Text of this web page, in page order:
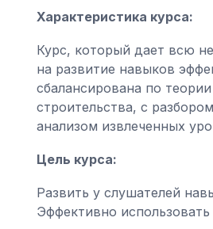
Характеристика курса:
Курс, который дает всю
на развитие навыков
сбалансирована по
строительства, с
анализом извлеченных
Цель курса:
Развить у слушателей
Эффективно